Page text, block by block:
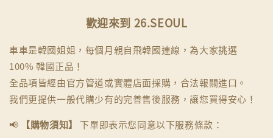
歡迎來到 26.SEOUL
車車是韓國姐姐，每個月親自飛韓國連線，為大家挑選
100% 韓國正品！
全品項皆經由官方管道或實體店面採購，合法報關進口。
我們更提供一般代購少有的完善售後服務，讓您買得安心！
📢
【購物須知】
下單即表示您同意以下服務條款：